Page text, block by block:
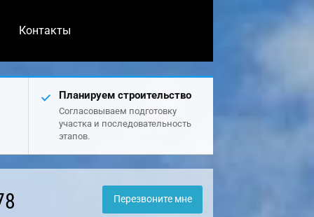
Контакты
Планируем строительство
Согласовываем подготовку
участка и последовательность
этапов.
Перезвоните мне